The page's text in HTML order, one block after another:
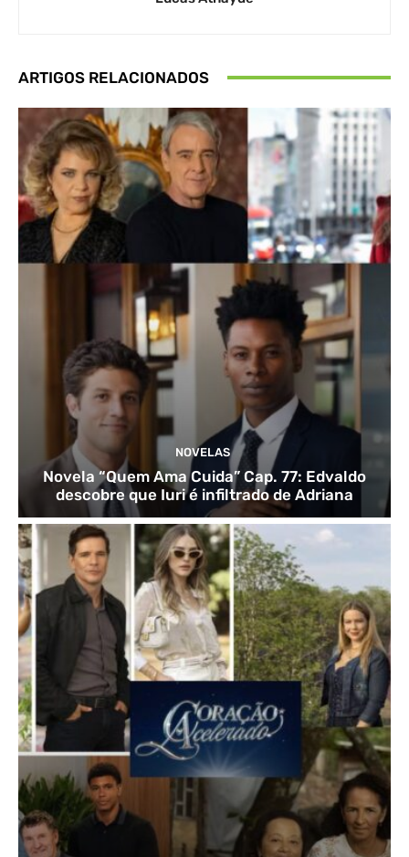
ARTIGOS RELACIONADOS
NOVELAS
Novela “Quem Ama Cuida” Cap. 77: Edvaldo
descobre que Iuri é infiltrado de Adriana